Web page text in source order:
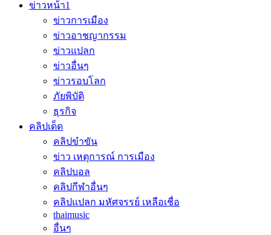
ข่าวหน้า1
ข่าวการเมือง
ข่าวอาชญากรรม
ข่าวแปลก
ข่าวอื่นๆ
ข่าวรอบโลก
ภัยพิบัติ
ธุรกิจ
คลิปเด็ด
คลิปขำขัน
ข่าว เหตุการณ์ การเมือง
คลิปบอล
คลิปกีฬาอื่นๆ
คลิปแปลก มหัศจรรย์ เหลือเชื่อ
thaimusic
อื่นๆ